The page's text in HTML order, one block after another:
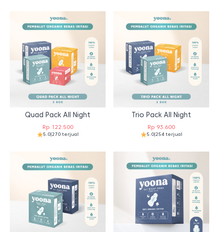
Quad Pack All Night
Rp122.500
5.0|270 terjual
Trio Pack All Night
Rp 93.600
5.0|254 terjual